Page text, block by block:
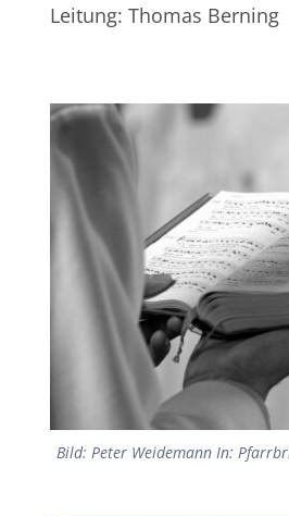
Leitung: Thomas Berning
Bild: Peter Weidemann In: